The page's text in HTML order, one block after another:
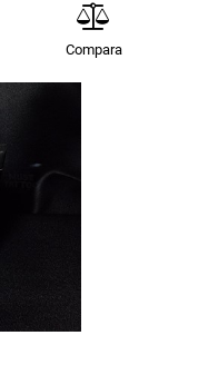
Compara